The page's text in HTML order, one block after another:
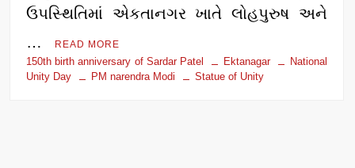
ઉપસ્થિતિમાં એકતાનગર ખાતે લોહપુરુષ અને
…
READ MORE
150th birth anniversary of Sardar Patel Ektanagar
National
Unity Day
PM narendra Modi Statue of Unity